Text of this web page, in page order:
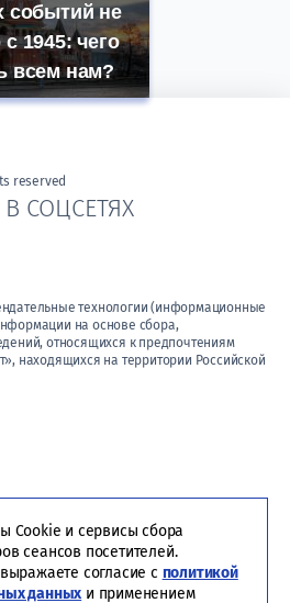
событий не
1945: чего
всем нам?
СОЦСЕТЯХ
технологии (информационные
на основе сбора,
относящихся к предпочтениям
находящихся на территории Российской
reserved
Cookie и сервисы сбора
сеансов посетителей.
согласие с политикой
данных и применением